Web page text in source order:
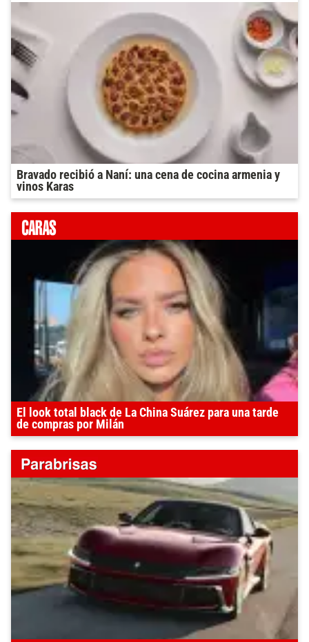
Bravado recibió a Naní: una cena de cocina armenia y
vinos Karas
El look total black de La China Suárez para una tarde
de compras por Milán